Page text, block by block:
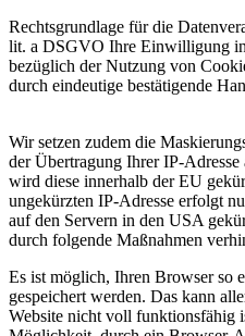
Rechtsgrundlage für die
lit. a DSGVO Ihre Einwilligung
bezüglich der Nutzung von
durch eindeutige bestätigende
Wir setzen zudem die
der Übertragung Ihrer IP-
wird diese innerhalb der EU
ungekürzten IP-Adresse erfolgt
auf den Servern in den USA
durch folgende Maßnahmen
Es ist möglich, Ihren Browser so
gespeichert werden. Das kann
Website nicht voll funktionsfähig